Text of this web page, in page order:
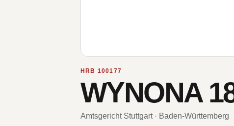
HRB 100177
WYNONA
Amtsgericht Stuttgart · Baden-Württemberg